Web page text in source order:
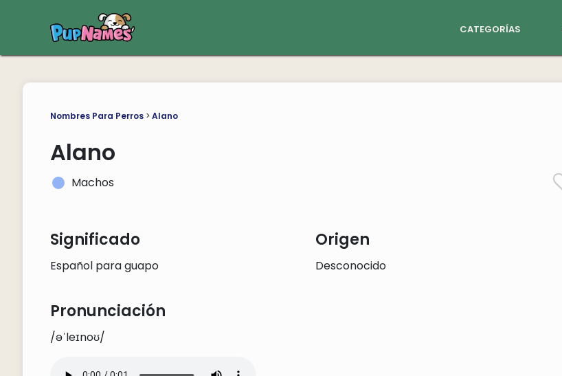
categorías
Nombres Para Perros> Alano
Alano
Machos
Significado
Español para guapo
Origen
Desconocido
Pronunciación
/əˈleɪnoʊ/